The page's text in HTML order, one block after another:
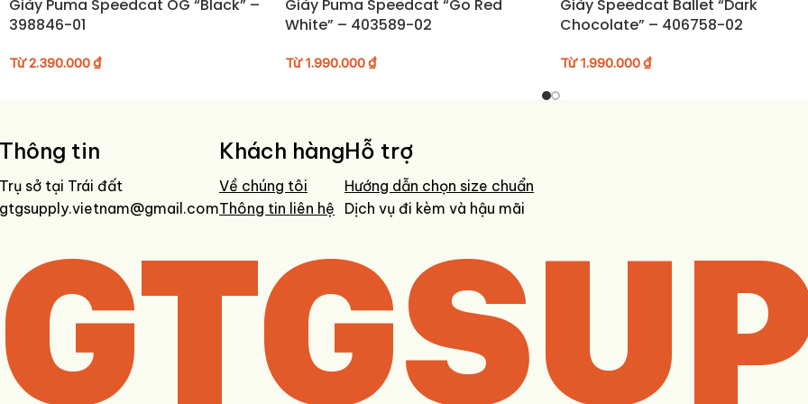
• Tránh phơi trực tiếp dưới ánh nắng mạnh trong thời gian dài
• Bảo quản nơi khô ráo, thoáng khí khi không sử dụng
Giày Puma Speedcat OG “Black” –
398846-01
Từ2.390.000₫
Giày Puma Speedcat “Go Red
White” – 403589-02
Từ1.990.000₫
Giày Speedcat Ballet “Dark
Chocolate” – 406758-02
Từ1.990.000₫
Thông tin
Trụ sở tại Trái đất
gtgsupply.vietnam@gmail.com
Khách hàng
Về chúng tôi
Thông tin liên hệ
Hỗ trợ
Hướng dẫn chọn size chuẩn
Dịch vụ đi kèm và hậu mãi